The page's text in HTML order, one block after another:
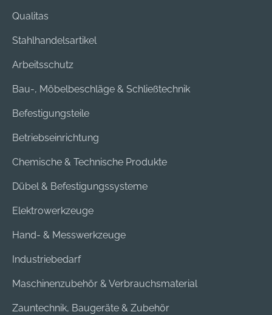
Qualitas
Stahlhandelsartikel
Arbeitsschutz
Bau-, Möbelbeschläge & Schließtechnik
Befestigungsteile
Betriebseinrichtung
Chemische & Technische Produkte
Dübel & Befestigungssysteme
Elektrowerkzeuge
Hand- & Messwerkzeuge
Industriebedarf
Maschinenzubehör & Verbrauchsmaterial
Zauntechnik, Baugeräte & Zubehör